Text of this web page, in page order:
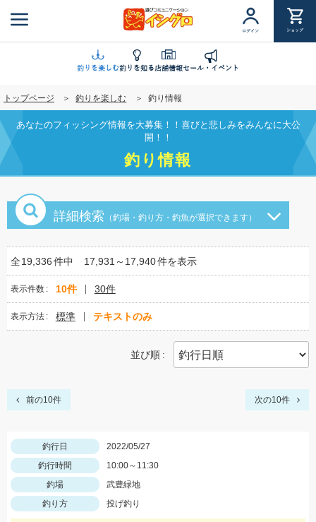
ン
に
移
動
ログイン ショップ
釣りを楽しむ釣りを知る店舗情報セール・イベント
トップページ 釣りを楽しむ 釣り情報
あなたのフィッシング情報を大募集！！喜びと悲しみをみんなに大公
開！！
釣り情報
詳細検索 （釣場・釣り方・釣魚が選択できます）
全19,336件中 17,931～17,940件を表示
表示件数 10件 30件
表示方法 標準 テキストのみ
並び順
前の10件 次の10件
釣行日
2022/05/27
釣行時間
10:00～11:30
釣場
武豊緑地
釣り方
投げ釣り